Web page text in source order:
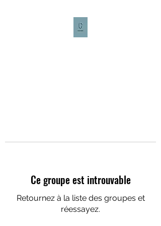
Ce groupe est introuvable
Retournez à la liste des groupes et
réessayez.